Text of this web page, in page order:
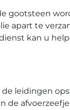
gootsteen
apart te
kan u
de leidingen
de